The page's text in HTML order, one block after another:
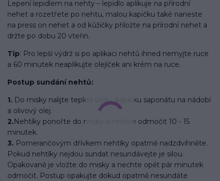
Lepení lepidlem na nehty – lepidlo aplikuje na přírodní
nehet a rozetřete po nehtu, malou kapičku také naneste
na press on nehet a od kůžičky přiložte na přírodní nehet a
držte po dobu 20 vteřin.
Tip: Pro lepší výdrž si po aplikaci nehtů ihned nemyjte ruce
a 60 minutek neaplikujte olejíček ani krém na ruce.
Postup sundání nehtů:
1. Do misky nalijte teplou vodu, kapičku saponátu na nádobí
a olivový olej.
2.Nehtíky ponořte do misky a nechte odmočit 10 - 15
minutek.
3. Pomerančovým dřívkem nehtíky opatrně nadzdvihněte.
Pokud nehtíky nejdou sundat nesundávejte je silou.
Opakovaně je vložte do misky a nechte opět pár minutek
odmočit. Postup opakujte dokud opatrně nesundáte